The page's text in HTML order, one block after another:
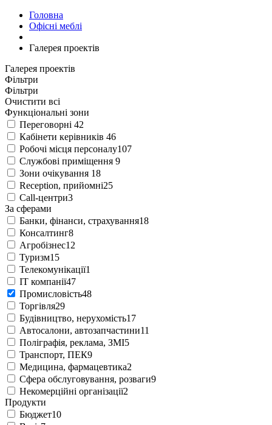
Головна
Офісні меблі
Галерея проектів
Галерея проектів
Фільтри
Фільтри
Очистити всі
Функціональні зони
Переговорні 42
Кабінети керівників 46
Робочі місця персоналу107
Службові приміщення 9
Зони очікування 18
Reception, прийомні25
Call-центри3
За сферами
Банки, фінанси, страхування18
Консалтинг8
Агробізнес12
Туризм15
Телекомунікації1
IT компанії47
Промисловість48
Торгівля29
Будівництво, нерухомість17
Автосалони, автозапчастини11
Поліграфія, реклама, ЗМІ5
Транспорт, ПЕК9
Медицина, фармацевтика2
Сфера обслуговування, розваги9
Некомерційні організації2
Продукти
Бюджет10